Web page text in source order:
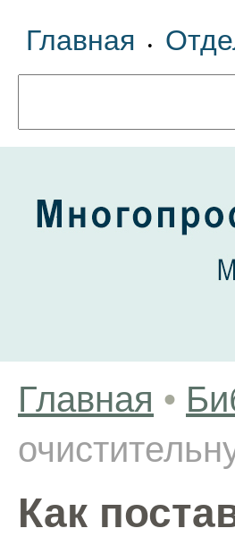
Главная •
Главная •
Как